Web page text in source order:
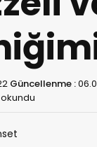
Güncellenme :